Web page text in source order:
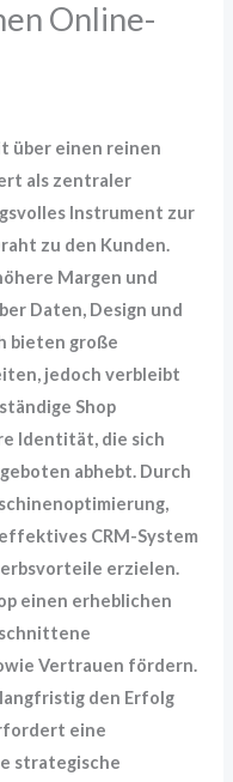
Online-
über einen reinen
als zentraler
Instrument zur
zu den Kunden.
Margen und
Daten, Design und
bieten große
jedoch verbleibt
Shop
Identität, die sich
abhebt. Durch
CRM-System
erzielen.
einen erheblichen
Vertrauen fördern.
den Erfolg
eine
strategische